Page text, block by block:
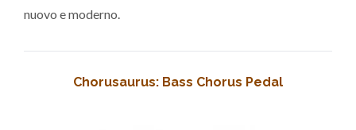
nuovo e moderno.
Chorusaurus: Bass Chorus Pedal